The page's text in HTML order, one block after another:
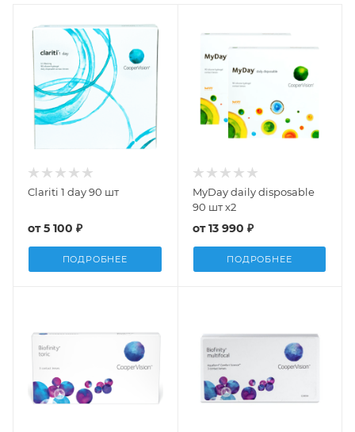
Clariti 1 day 90 шт
от5 100 ₽
ПОДРОБНЕЕ
MyDay daily disposable
90 шт х2
от13 990 ₽
ПОДРОБНЕЕ